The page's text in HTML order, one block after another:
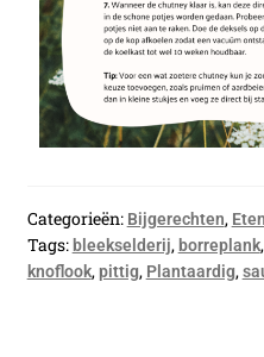
Categorieën: Bijgerechten, Eten
Tags: bleekselderij, borreplank,
knoflook,pittig, Plantaardig,